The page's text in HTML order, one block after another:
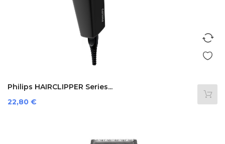
Philips HAIRCLIPPER Series...
Prezzo
22,80 €